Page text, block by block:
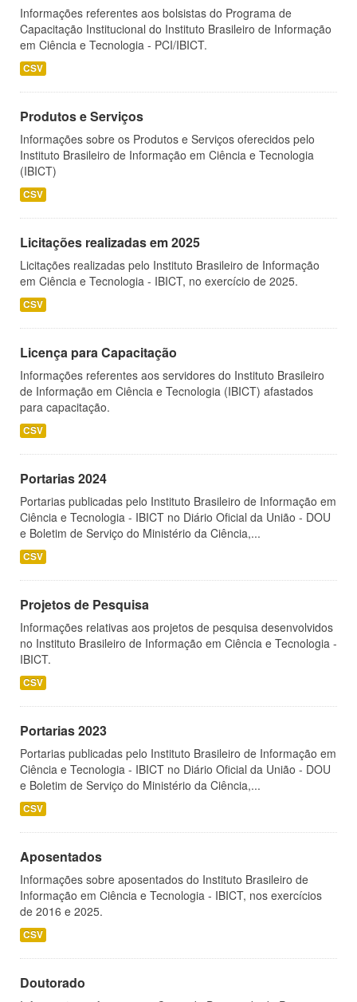
Informações referentes aos bolsistas do Programa de
Capacitação Institucional do Instituto Brasileiro de Informação
em Ciência e Tecnologia - PCI/IBICT.
CSV
Produtos e Serviços
Informações sobre os Produtos e Serviços oferecidos pelo
Instituto Brasileiro de Informação em Ciência e Tecnologia
(IBICT)
CSV
Licitações realizadas em 2025
Licitações realizadas pelo Instituto Brasileiro de Informação
em Ciência e Tecnologia - IBICT, no exercício de 2025.
CSV
Licença para Capacitação
Informações referentes aos servidores do Instituto Brasileiro
de Informação em Ciência e Tecnologia (IBICT) afastados
para capacitação.
CSV
Portarias 2024
Portarias publicadas pelo Instituto Brasileiro de Informação em
Ciência e Tecnologia - IBICT no Diário Oficial da União - DOU
e Boletim de Serviço do Ministério da Ciência,...
CSV
Projetos de Pesquisa
Informações relativas aos projetos de pesquisa desenvolvidos
no Instituto Brasileiro de Informação em Ciência e Tecnologia -
IBICT.
CSV
Portarias 2023
Portarias publicadas pelo Instituto Brasileiro de Informação em
Ciência e Tecnologia - IBICT no Diário Oficial da União - DOU
e Boletim de Serviço do Ministério da Ciência,...
CSV
Aposentados
Informações sobre aposentados do Instituto Brasileiro de
Informação em Ciência e Tecnologia - IBICT, nos exercícios
de 2016 e 2025.
CSV
Doutorado